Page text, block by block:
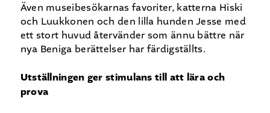
Även museibesökarnas favoriter, katterna Hiski
och Luukkonen och den lilla hunden Jesse med
ett stort huvud återvänder som ännu bättre när
nya Beniga berättelser har färdigställts.
Utställningen ger stimulans till att lära och
prova